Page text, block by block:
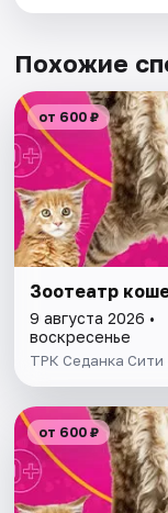
Похожие
от 600 ₽
Зоотеатр
9 августа 2026 •
воскресенье
ТРК Седанка Сити
от 600 ₽